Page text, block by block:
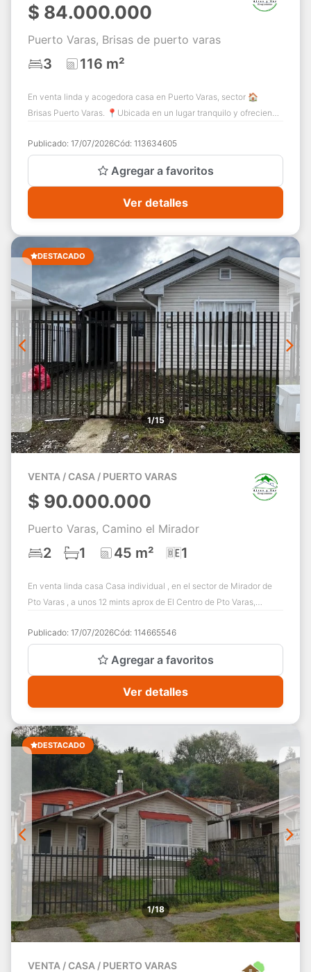
$ 84.000.000
Puerto Varas, Brisas de puerto varas
3 116 m²
En venta linda y acogedora casa en Puerto Varas, sector 🏠
Brisas Puerto Varas. 📍Ubicada en un lugar tranquilo y ofreciendo
Publicado: 17/07/2026Cód: 113634605
Agregar a favoritos
Ver detalles
DESTACADO
1/15
VENTA / CASA / PUERTO VARAS
$ 90.000.000
Puerto Varas, Camino el Mirador
2 1 45 m² 1
En venta linda casa Casa individual , en el sector de Mirador de
Pto Varas , a unos 12 mints aprox de El Centro de Pto Varas,
Publicado: 17/07/2026Cód: 114665546
Agregar a favoritos
Ver detalles
DESTACADO
1/18
VENTA / CASA / PUERTO VARAS